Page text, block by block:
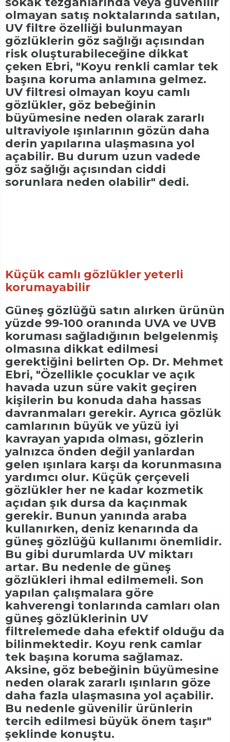
olmayan satış noktalarında satılan,
UV filtre özelliği bulunmayan
gözlüklerin göz sağlığı açısından
risk oluşturabileceğine dikkat
çeken Ebri, "Koyu renkli camlar tek
başına koruma anlamına gelmez.
UV filtresi olmayan koyu camlı
gözlükler, göz bebeğinin
büyümesine neden olarak zararlı
ultraviyole ışınlarının gözün daha
derin yapılarına ulaşmasına yol
açabilir. Bu durum uzun vadede
göz sağlığı açısından ciddi
sorunlara neden olabilir" dedi.
Küçük camlı gözlükler yeterli
korumayabilir
Güneş gözlüğü satın alırken ürünün
yüzde 99-100 oranında UVA ve UVB
koruması sağladığının belgelenmiş
olmasına dikkat edilmesi
gerektiğini belirten Op. Dr. Mehmet
Ebri, "Özellikle çocuklar ve açık
havada uzun süre vakit geçiren
kişilerin bu konuda daha hassas
davranmaları gerekir. Ayrıca gözlük
camlarının büyük ve yüzü iyi
kavrayan yapıda olması, gözlerin
yalnızca önden değil yanlardan
gelen ışınlara karşı da korunmasına
yardımcı olur. Küçük çerçeveli
gözlükler her ne kadar kozmetik
açıdan şık dursa da kaçınmak
gerekir. Bunun yanında araba
kullanırken, deniz kenarında da
güneş gözlüğü kullanımı önemlidir.
Bu gibi durumlarda UV miktarı
artar. Bu nedenle de güneş
gözlükleri ihmal edilmemeli. Son
yapılan çalışmalara göre
kahverengi tonlarında camları olan
güneş gözlüklerinin UV
filtrelemede daha efektif olduğu da
bilinmektedir. Koyu renk camlar
tek başına koruma sağlamaz.
Aksine, göz bebeğinin büyümesine
neden olarak zararlı ışınların göze
daha fazla ulaşmasına yol açabilir.
Bu nedenle güvenilir ürünlerin
tercih edilmesi büyük önem taşır"
şeklinde konuştu.